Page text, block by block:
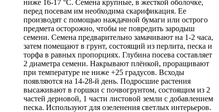
ниже 16-17 °C. Семена крупные, в жесткой оболочке,
перед посевам им необходима скарификация. Ее
производят с помощью наждачной бумаги или острого
предмета осторожно, чтобы не повредить зародыш
семени. Семена предварительно замачивают на 1-2 часа,
затем помещают в грунт, состоящий из перлита, песка и
торфа в равных пропорциях. Глубина посева составляет
2 диаметра семени. Накрывают плёнкой, проращивают
при температуре не ниже +25 градусов. Всходы
появляются на 14-28-й день. Подросшие растения
высаживают в горшки с почвогрунтом, состоящим из 2
частей дерновой, 1 части листовой земли с добавлением
песка. Используют для озеленения светлых интерьеров.